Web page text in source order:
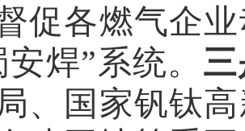
促各燃气企
安焊”系统。
、国家钒钛